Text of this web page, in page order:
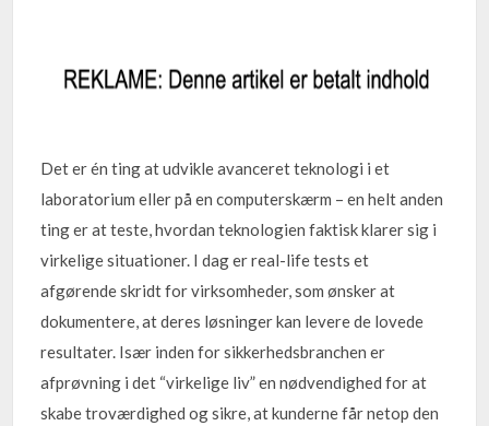
Det er én ting at udvikle avanceret teknologi i et
laboratorium eller på en computerskærm – en helt anden
ting er at teste, hvordan teknologien faktisk klarer sig i
virkelige situationer. I dag er real-life tests et
afgørende skridt for virksomheder, som ønsker at
dokumentere, at deres løsninger kan levere de lovede
resultater. Især inden for sikkerhedsbranchen er
afprøvning i det “virkelige liv” en nødvendighed for at
skabe troværdighed og sikre, at kunderne får netop den